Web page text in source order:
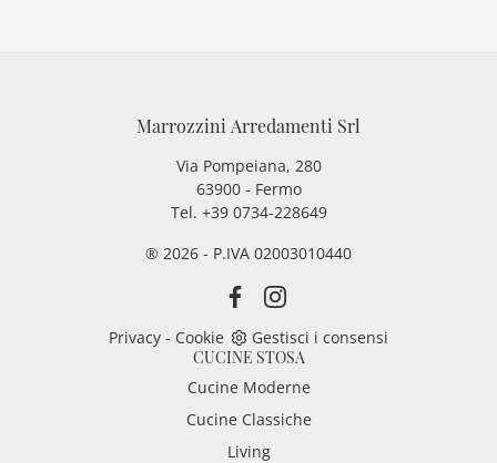
Marrozzini Arredamenti Srl
Via Pompeiana, 280
63900 - Fermo
Tel. +39 0734-228649
® 2026 - P.IVA 02003010440
Privacy - Cookie
Gestisci i consensi
CUCINE STOSA
Cucine Moderne
Cucine Classiche
Living